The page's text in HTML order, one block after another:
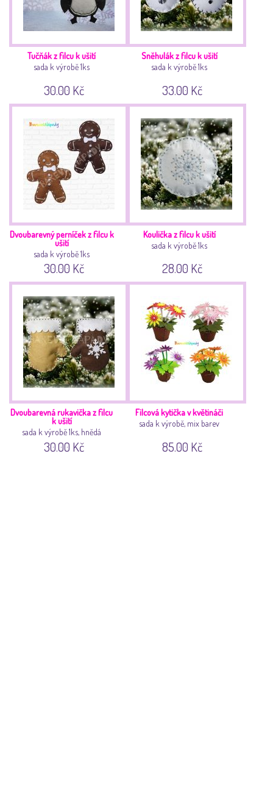
Tučňák z filcu k ušití
sada k výrobě 1ks
30.00 Kč
Sněhulák z filcu k ušití
sada k výrobě 1ks
33.00 Kč
Dvoubarevný perníček z filcu k
ušití
sada k výrobě 1ks
30.00 Kč
Koulička z filcu k ušití
sada k výrobě 1ks
28.00 Kč
Dvoubarevná rukavička z filcu
k ušití
sada k výrobě 1ks, hnědá
30.00 Kč
Filcová kytička v květináči
sada k výrobě, mix barev
85.00 Kč